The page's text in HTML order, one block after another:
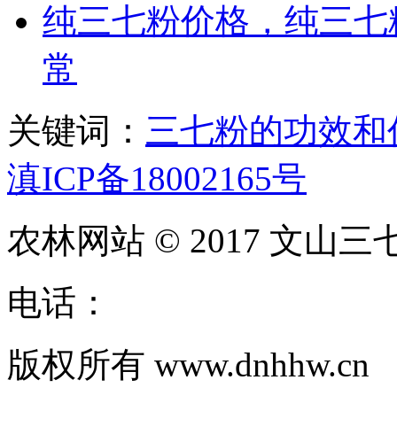
纯三七粉价格，纯三
常
关键词： 三七粉的功效和
滇ICP备18002165号
农林网站 © 2017 文山三
电话：
版权所有 www.dnhhw.cn